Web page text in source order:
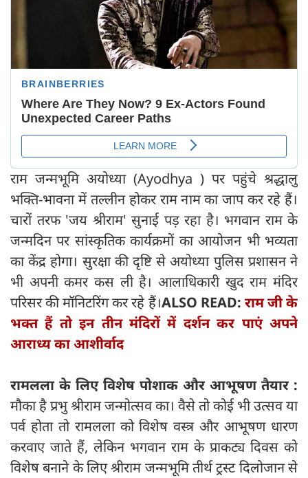
राम जन्मभूमि अयोध्या (Ayodhya ) पर पहुंचे श्रद्धालु
भक्ति-भावना में तल्लीन होकर राम नाम का जाप कर रहे हैं।
चारों तरफ 'जय श्रीराम' सुनाई पड़ रहा है। भगवान राम के
जन्मदिन पर सांस्कृतिक कार्यक्रमों का आयोजन भी भव्यता
का केंद्र होगा। सुरक्षा की दृष्टि से अयोध्या पुलिस प्रशासन ने
भी अपनी कमर कस ली है। आलाधिकारी खुद राम मंदिर
परिसर की मॉनिटरिंग कर रहे हैं।ALSO READ: राम जी के
भक्त हैं तो इन तीन मंदिरों में दर्शन कर पाएं अपने
आराध्य का आशीर्वाद
रामलला के लिए विशेष पोशाक और आभूषण तैयार :
मौका है प्रभु श्रीराम जन्मोत्सव का। वैसे तो कोई भी उत्सव या
पर्व होता तो रामलला को विशेष वस्त्र और आभूषण धारण
करवाए जाते हैं, लेकिन भगवान राम के प्राकट्य दिवस को
विशेष बनाने के लिए श्रीराम जन्मभूमि तीर्थ ट्रस्ट दिलोजान से